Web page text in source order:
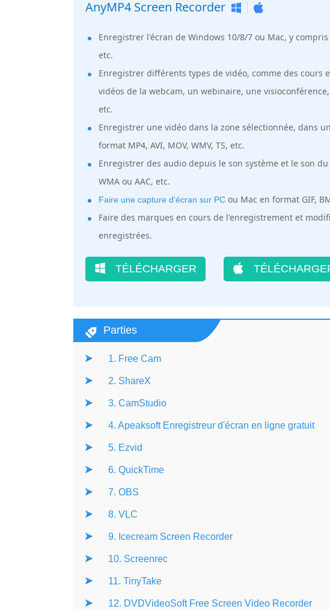
AnyMP4 Screen Recorder
Enregistrer l'écran de Windows 10/8/7 ou Mac, y
etc.
Enregistrer différents types de vidéo, comme des cours
vidéos de la webcam, un webinaire, une
etc.
Enregistrer une vidéo dans la zone sélectionnée, dans
format MP4, AVI, MOV, WMV, TS, etc.
Enregistrer des audio depuis le son système et le son
WMA ou AAC, etc.
Faire une capture d'écran sur PC ou Mac en format GIF,
Faire des marques en cours de l'enregistrement et
enregistrées.
TÉLÉCHARGER
Parties
1. Free Cam
2. ShareX
3. CamStudio
4. Apeaksoft Enregistreur d'écran en ligne gratuit
5. Ezvid
6. QuickTime
7. OBS
8. VLC
9. Icecream Screen Recorder
10. Screenrec
11. TinyTake
12. DVDVideoSoft Free Screen Video Recorder